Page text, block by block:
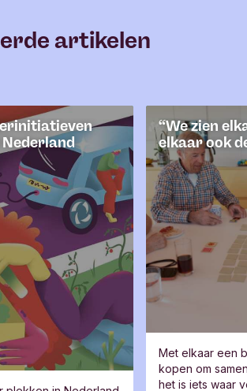
artikelen
“We zien
elkaar ook
Met elkaar een
kopen om
het is iets waar